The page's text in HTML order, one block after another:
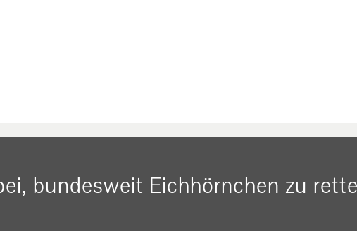
bundesweit Eichhörnchen zu